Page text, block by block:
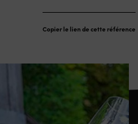
Copier le lien de cette référence